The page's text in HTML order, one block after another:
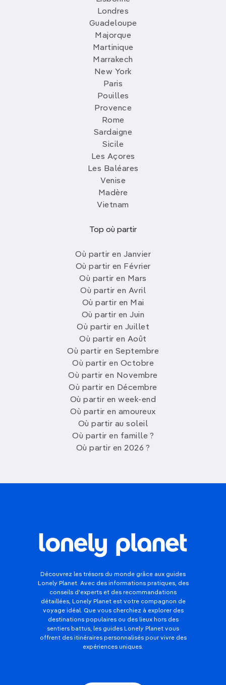
Londres
Guadeloupe
Majorque
Martinique
Marrakech
New York
Paris
Pouilles
Provence
Rome
Sardaigne
Sicile
Les Açores
Les Baléares
Venise
Madère
Vietnam
Top où partir
Où partir en Janvier
Où partir en Février
Où partir en Mars
Où partir en Avril
Où partir en Mai
Où partir en Juin
Où partir en Juillet
Où partir en Août
Où partir en Septembre
Où partir en Octobre
Où partir en Novembre
Où partir en Décembre
Où partir en week-end
Où partir en amoureux
Où partir au soleil
Où partir en famille ?
Où partir en 2026 ?
Découvrez les trésors du monde grâce aux guides
Lonely Planet. Avec des informations pratiques, des
conseils d'experts et des recommandations
détaillées, Lonely Planet est votre compagnon de
voyage idéal. Que vous cherchiez à explorer des
destinations populaires ou des lieux hors des
sentiers battus, les guides Lonely Planet vous
offrent des itinéraires personnalisés pour vivre des
expériences uniques.